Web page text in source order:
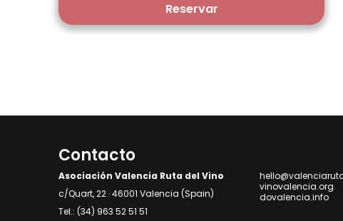
Reservar
Contacto
Asociación Valencia Ruta del Vino
c/Quart, 22 · 46001 Valencia (Spain)
Tel.: (34) 963 52 51 51
vinovalencia.org
dovalencia.info